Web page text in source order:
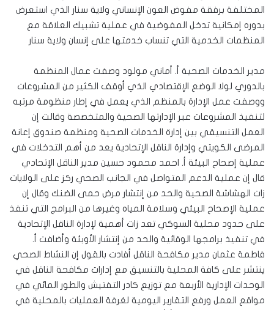
المختلفة برفقة مفوض العون الإنساني ولاية سنار الذي استعرض
بدوره إمكانية تدخل المفوضية في عملية تشبيك العلاقة مع
المنظمات الخدمية التي تنساب خدمتها على إنسان ولاية سنار
مدير الخدمات الصحية أ. أماني مولود وصفت عمال المنظمة
بالدوري لولا الوضع الإقتصادي الذي أوقف الكثير من المشروعات
ووصفت عمل الإدارة بالمنظم الذي يعمل في إطار منظومة مرتبه
لتنفيذ المشروعات عبر الإدارتها الصحية والمتخصصة وقالت إن
العمل التنسيقي بين إدارة الخدمات الصحية ومنظمة صندوق إعانة
المرضى الكويتي وإدارة الناقل الإتحادية يعد من أهم التدخلات في
عملية إصحاح البيئة أ. احمد محمود حسين مدير الناقل الإتحادي
قال إن عملية الدعم المتواصل في الجانب الصحي ركز على الولايات
زات الهشاشة الصحية والحد من إنتشار مرض حمى الضنك وقال إن
عملية الإصحاح البيئي وسلامة المياه وغيرها من البرامج التي تنفذ
على حدود محلية السوكي تعد زات أهمية لإدارة الناقل الإتحادية
في تنفيذ برامجها الوقائية والحد من إنتشار الأوبئة وأضافت أ.
فاطمة عثمان مدير مكافحة الناقل أفادت بالقول إن النشاط الصحي
ينتشر على كافة المحلية بالتنسيق مع إدارات مكافحة الناقل في
الوحدات الإدارية الأربعة مع توزيع كادر التفتيش والطور المائي في
مواقع العمل ورفع التقارير اليومية لغرفة العمليات بالمحلية في